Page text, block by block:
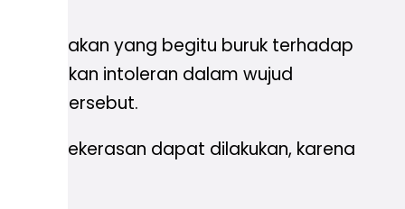
tindakan yang begitu buruk terhadap
tindakan intoleran dalam wujud
tersebut.
dan kekerasan dapat dilakukan, karena